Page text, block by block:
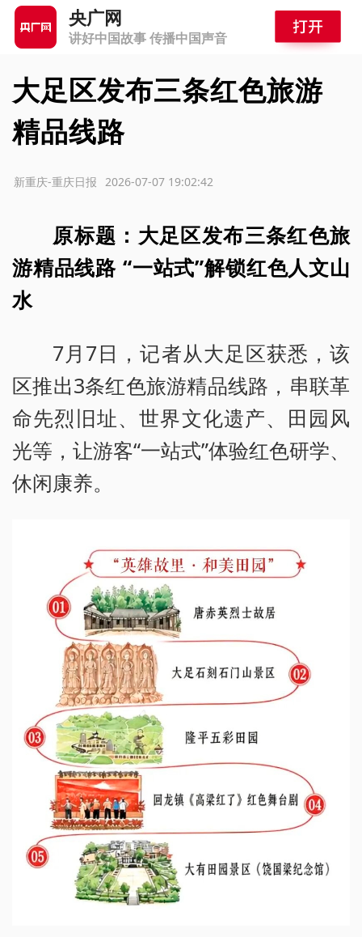
央广网
讲好中国故事 传播中国声音
大足区发布三条红色旅游
精品线路
2026-07-07 19:02:42
新重庆-重庆日报
原标题：大足区发布三条红色旅
游精品线路 “一站式”解锁红色人文山
水
7月7日，记者从大足区获悉，该
区推出3条红色旅游精品线路，串联革
命先烈旧址、世界文化遗产、田园风
光等，让游客“一站式”体验红色研学、
休闲康养。